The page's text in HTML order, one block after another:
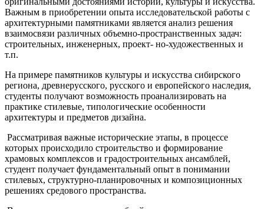
Важным в приобретении опыта исследовательской работы с
архитектурными памятниками является анализ решения
взаимосвязи различных объемно-пространственных задач:
строительных, инженерных, проект- но-художественных и
т.п.
На примере памятников культуры и искусства сибирского
региона, древнерусского, русского и европейского наследия,
студенты получают возможность проанализировать на
практике стилевые, типологические особенности
архитектуры и предметов дизайна.
Рассматривая важные исторические этапы, в процессе
которых происходило строительство и формирование
храмовых комплексов и градостроительных ансамблей,
студент получает фундаментальный опыт в понимании
стилевых, структурно-планировочных и композиционных
решениях средового пространства.